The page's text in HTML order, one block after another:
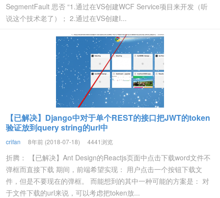
SegmentFault 思否 “1.通过在VS创建WCF Service项目来开发（听
说这个技术老了）； 2.通过在VS创建I...
【已解决】Django中对于单个REST的接口把JWT的token
验证放到query string的url中
crifan 8年前 (2018-07-18) 4441浏览
折腾： 【已解决】Ant Design的Reactjs页面中点击下载word文件不
弹框而直接下载 期间，前端希望实现： 用户点击一个按钮下载文
件，但是不要现在的弹框。 而能想到的其中一种可能的方案是： 对
于文件下载的url来说，可以考虑把token放...